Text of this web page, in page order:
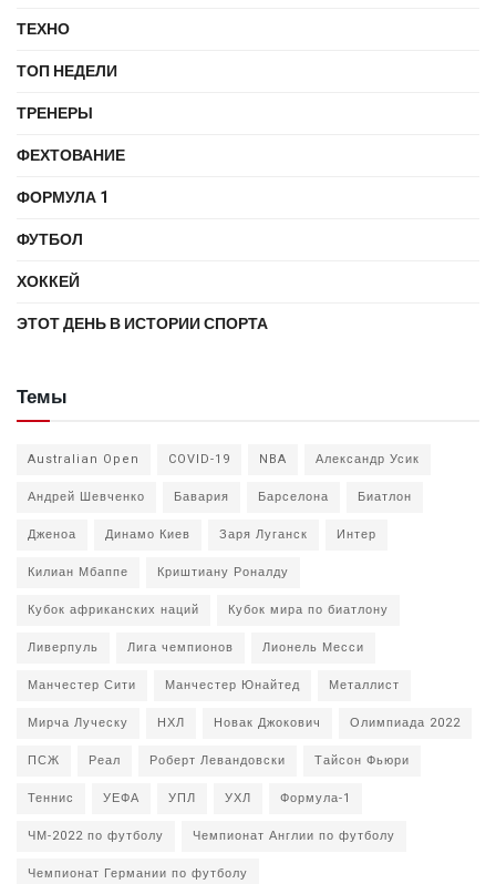
ТЕХНО
ТОП НЕДЕЛИ
ТРЕНЕРЫ
ФЕХТОВАНИЕ
ФОРМУЛА 1
ФУТБОЛ
ХОККЕЙ
ЭТОТ ДЕНЬ В ИСТОРИИ СПОРТА
Темы
Australian Open COVID-19 NBA
Александр Усик
Андрей Шевченко
Бавария Барселона
Биатлон
Дженоа
Динамо Киев Заря Луганск
Интер
Килиан Мбаппе
Криштиану Роналду
Кубок африканских наций
Кубок мира по биатлону
Ливерпуль
Лига чемпионов
Лионель Месси
Манчестер Сити
Манчестер Юнайтед
Металлист
Мирча Луческу
НХЛ Новак Джокович
Олимпиада 2022
ПСЖ
Реал Роберт Левандовски
Тайсон Фьюри
Теннис
УЕФА УПЛ УХЛ
Формула-1
ЧМ-2022 по футболу
Чемпионат Англии по футболу
Чемпионат Германии по футболу